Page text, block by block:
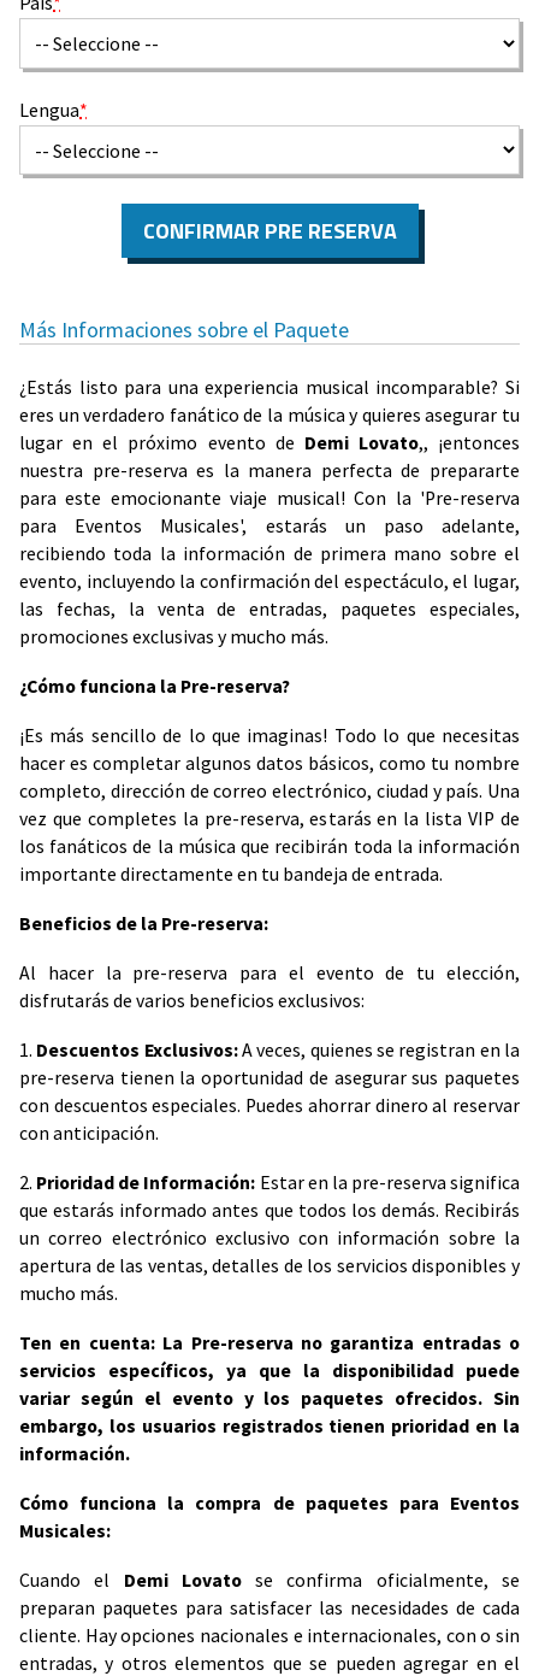
Lengua*
CONFIRMAR PRE RESERVA
Más Informaciones sobre el Paquete
¿Estás listo para una experiencia musical incomparable? Si
eres un verdadero fanático de la música y quieres asegurar tu
lugar en el próximo evento de Demi Lovato,, ¡entonces
nuestra pre-reserva es la manera perfecta de prepararte
para este emocionante viaje musical! Con la 'Pre-reserva
para Eventos Musicales', estarás un paso adelante,
recibiendo toda la información de primera mano sobre el
evento, incluyendo la confirmación del espectáculo, el lugar,
las fechas, la venta de entradas, paquetes especiales,
promociones exclusivas y mucho más.
¿Cómo funciona la Pre-reserva?
¡Es más sencillo de lo que imaginas! Todo lo que necesitas
hacer es completar algunos datos básicos, como tu nombre
completo, dirección de correo electrónico, ciudad y país. Una
vez que completes la pre-reserva, estarás en la lista VIP de
los fanáticos de la música que recibirán toda la información
importante directamente en tu bandeja de entrada.
Beneficios de la Pre-reserva:
Al hacer la pre-reserva para el evento de tu elección,
disfrutarás de varios beneficios exclusivos:
1. Descuentos Exclusivos:A veces, quienes se registran en la
pre-reserva tienen la oportunidad de asegurar sus paquetes
con descuentos especiales. Puedes ahorrar dinero al reservar
con anticipación.
2. Prioridad de Información: Estar en la pre-reserva significa
que estarás informado antes que todos los demás. Recibirás
un correo electrónico exclusivo con información sobre la
apertura de las ventas, detalles de los servicios disponibles y
mucho más.
Ten en cuenta: La Pre-reserva no garantiza entradas o
servicios específicos, ya que la disponibilidad puede
variar según el evento y los paquetes ofrecidos. Sin
embargo, los usuarios registrados tienen prioridad en la
información.
Cómo funciona la compra de paquetes para Eventos
Musicales:
Cuando el Demi Lovatose confirma oficialmente, se
preparan paquetes para satisfacer las necesidades de cada
cliente. Hay opciones nacionales e internacionales, con o sin
entradas, y otros elementos que se pueden agregar en el